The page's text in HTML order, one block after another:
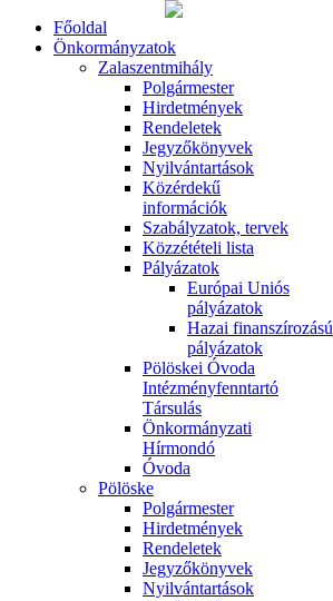
Főoldal
Önkormányzatok
Zalaszentmihály
Polgármester
Hirdetmények
Rendeletek
Jegyzőkönyvek
Nyilvántartások
Közérdekű
információk
Szabályzatok, tervek
Közzétételi lista
Pályázatok
Európai Uniós
pályázatok
Hazai finanszírozású
pályázatok
Pölöskei Óvoda
Intézményfenntartó
Társulás
Önkormányzati
Hírmondó
Óvoda
Pölöske
Polgármester
Hirdetmények
Rendeletek
Jegyzőkönyvek
Nyilvántartások